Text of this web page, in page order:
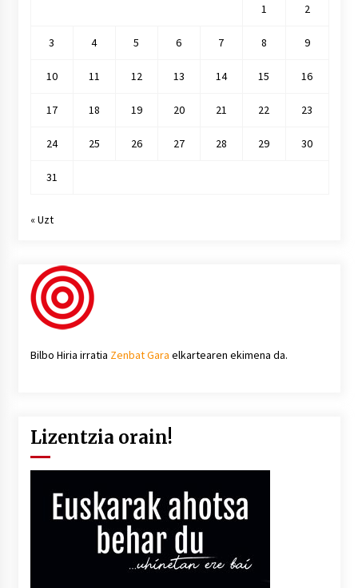
1
2
3 4 5 6 7 8 9
10 11 12 13 14 15 16
17 18 19 20 21 22 23
24 25 26 27 28 29 30
31
« Uzt
Bilbo Hiria irratia Zenbat Gara elkartearen ekimena da.
Lizentzia orain!